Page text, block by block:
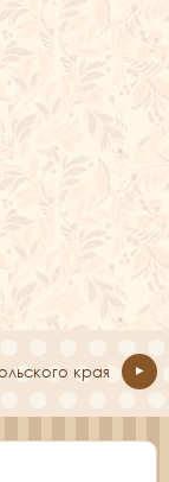
края